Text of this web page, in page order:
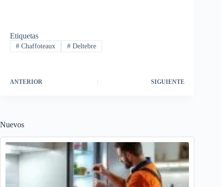
Etiquetas
#Chaffoteaux #Deltebre
ANTERIOR SIGUIENTE
Nuevos